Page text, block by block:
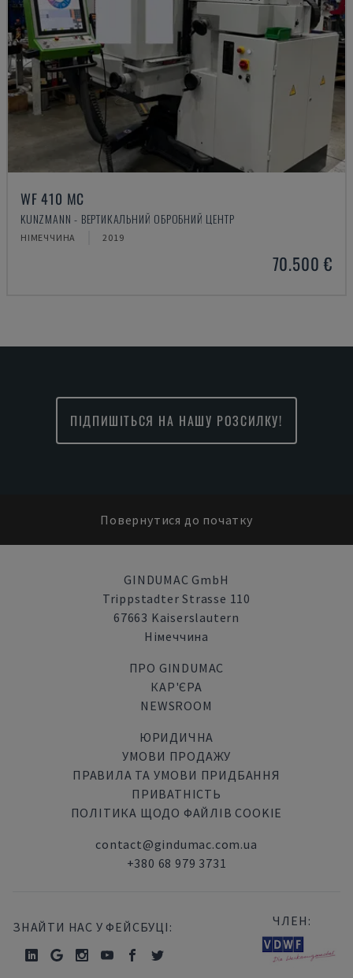
WF 410 MC
KUNZMANN - ВЕРТИКАЛЬНИЙ ОБРОБНИЙ ЦЕНТР
НІМЕЧЧИНА 2019
70.500 €
ПІДПИШІТЬСЯ НА НАШУ РОЗСИЛКУ!
Повернутися до початку
GINDUMAC GmbH
Trippstadter Strasse 110
67663 Kaiserslautern
Німеччина
ПРО GINDUMAC
КАР'ЄРА
NEWSROOM
ЮРИДИЧНА
УМОВИ ПРОДАЖУ
ПРАВИЛА ТА УМОВИ ПРИДБАННЯ
ПРИВАТНІСТЬ
ПОЛІТИКА ЩОДО ФАЙЛІВ COOKIE
contact@gindumac.com.ua
+380 68 979 3731
ЗНАЙТИ НАС У ФЕЙСБУЦІ: ЧЛЕН: